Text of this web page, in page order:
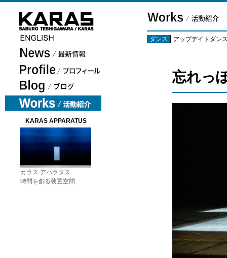
KARAS APPARATUS
カラス アパラタス
時間を創る装置空間
ダンス アップデイトダン
忘れっ